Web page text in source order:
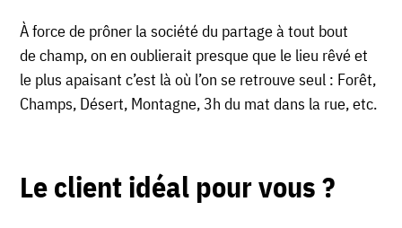
À force de prôner la société du partage à tout bout
de champ, on en oublierait presque que le lieu rêvé et
le plus apaisant c’est là où l’on se retrouve seul : Forêt,
Champs, Désert, Montagne, 3h du mat dans la rue, etc.
Le client idéal pour vous ?